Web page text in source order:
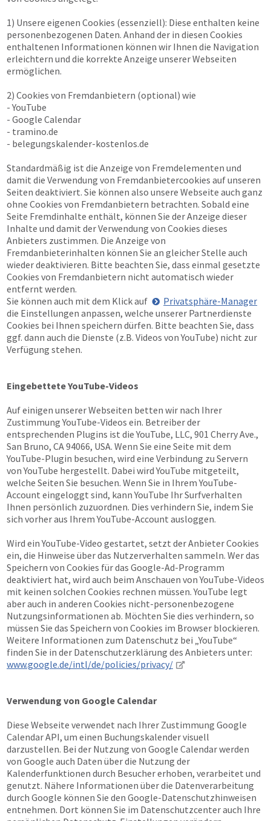
1) Unsere eigenen Cookies (essenziell): Diese enthalten keine
personenbezogenen Daten. Anhand der in diesen Cookies
enthaltenen Informationen können wir Ihnen die Navigation
erleichtern und die korrekte Anzeige unserer Webseiten
ermöglichen.
2) Cookies von Fremdanbietern (optional) wie
- YouTube
- Google Calendar
- tramino.de
- belegungskalender-kostenlos.de
Standardmäßig ist die Anzeige von Fremdelementen und
damit die Verwendung von Fremdanbietercookies auf unseren
Seiten deaktiviert. Sie können also unsere Webseite auch ganz
ohne Cookies von Fremdanbietern betrachten. Sobald eine
Seite Fremdinhalte enthält, können Sie der Anzeige dieser
Inhalte und damit der Verwendung von Cookies dieses
Anbieters zustimmen. Die Anzeige von
Fremdanbieterinhalten können Sie an gleicher Stelle auch
wieder deaktivieren. Bitte beachten Sie, dass einmal gesetzte
Cookies von Fremdanbietern nicht automatisch wieder
entfernt werden.
Sie können auch mit dem Klick auf
Privatsphäre-Manager
die Einstellungen anpassen, welche unserer Partnerdienste
Cookies bei Ihnen speichern dürfen. Bitte beachten Sie, dass
ggf. dann auch die Dienste (z.B. Videos von YouTube) nicht zur
Verfügung stehen.
Eingebettete YouTube-Videos
Auf einigen unserer Webseiten betten wir nach Ihrer
Zustimmung YouTube-Videos ein. Betreiber der
entsprechenden Plugins ist die YouTube, LLC, 901 Cherry Ave.,
San Bruno, CA 94066, USA. Wenn Sie eine Seite mit dem
YouTube-Plugin besuchen, wird eine Verbindung zu Servern
von YouTube hergestellt. Dabei wird YouTube mitgeteilt,
welche Seiten Sie besuchen. Wenn Sie in Ihrem YouTube-
Account eingeloggt sind, kann YouTube Ihr Surfverhalten
Ihnen persönlich zuzuordnen. Dies verhindern Sie, indem Sie
sich vorher aus Ihrem YouTube-Account ausloggen.
Wird ein YouTube-Video gestartet, setzt der Anbieter Cookies
ein, die Hinweise über das Nutzerverhalten sammeln. Wer das
Speichern von Cookies für das Google-Ad-Programm
deaktiviert hat, wird auch beim Anschauen von YouTube-Videos
mit keinen solchen Cookies rechnen müssen. YouTube legt
aber auch in anderen Cookies nicht-personenbezogene
Nutzungsinformationen ab. Möchten Sie dies verhindern, so
müssen Sie das Speichern von Cookies im Browser blockieren.
Weitere Informationen zum Datenschutz bei „YouTube“
finden Sie in der Datenschutzerklärung des Anbieters unter:
www.google.de/intl/de/policies/privacy/
Verwendung von Google Calendar
Diese Webseite verwendet nach Ihrer Zustimmung Google
Calendar API, um einen Buchungskalender visuell
darzustellen. Bei der Nutzung von Google Calendar werden
von Google auch Daten über die Nutzung der
Kalenderfunktionen durch Besucher erhoben, verarbeitet und
genutzt. Nähere Informationen über die Datenverarbeitung
durch Google können Sie den Google-Datenschutzhinweisen
entnehmen. Dort können Sie im Datenschutzcenter auch Ihre